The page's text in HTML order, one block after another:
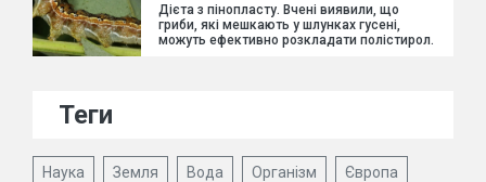
Дієта з пінопласту. Вчені виявили, що
гриби, які мешкають у шлунках гусені,
можуть ефективно розкладати полістирол.
Теги
Наука Земля Вода Організм Європа